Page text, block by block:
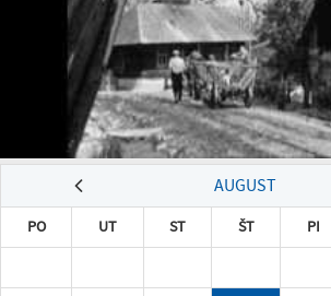
AUGUST
PO UT ST ŠT PI